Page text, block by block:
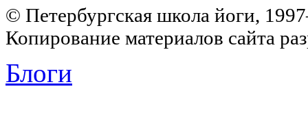
© Петербургская школа йоги,
Копирование материалов сайта
Блоги